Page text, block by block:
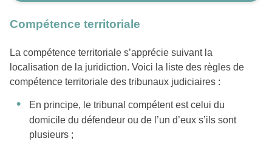
Compétence territoriale
La compétence territoriale s’apprécie suivant la
localisation de la juridiction. Voici la liste des règles de
compétence territoriale des tribunaux judiciaires :
En principe, le tribunal compétent est celui du
domicile du défendeur ou de l’un d’eux s’ils sont
plusieurs ;